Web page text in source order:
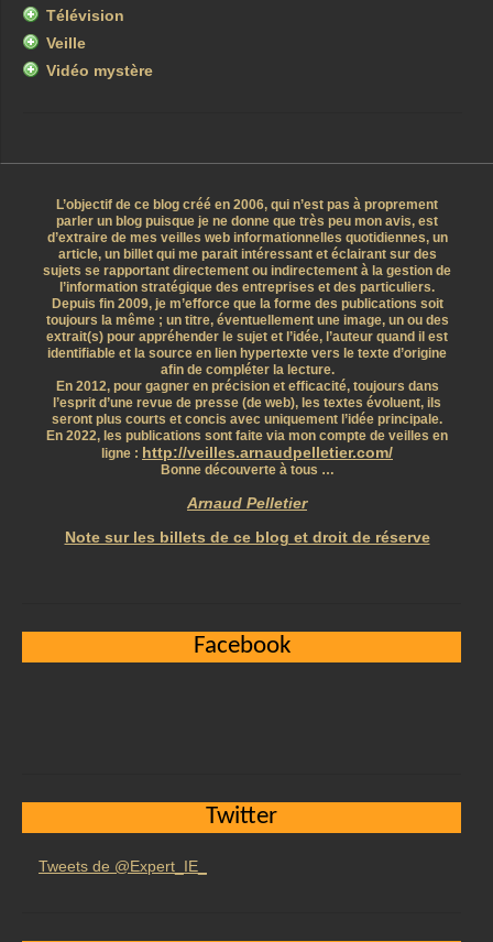
Télévision
Veille
Vidéo mystère
L’objectif de ce blog créé en 2006, qui n’est pas à proprement
parler un blog puisque je ne donne que très peu mon avis, est
d’extraire de mes veilles web informationnelles quotidiennes, un
article, un billet qui me parait intéressant et éclairant sur des
sujets se rapportant directement ou indirectement à la gestion de
l’information stratégique des entreprises et des particuliers.
Depuis fin 2009, je m’efforce que la forme des publications soit
toujours la même ; un titre, éventuellement une image, un ou des
extrait(s) pour appréhender le sujet et l’idée, l’auteur quand il est
identifiable et la source en lien hypertexte vers le texte d’origine
afin de compléter la lecture.
En 2012, pour gagner en précision et efficacité, toujours dans
l’esprit d’une revue de presse (de web), les textes évoluent, ils
seront plus courts et concis avec uniquement l’idée principale.
En 2022, les publications sont faite via mon compte de veilles en
ligne : http://veilles.arnaudpelletier.com/
Bonne découverte à tous …
Arnaud Pelletier
Note sur les billets de ce blog et droit de réserve
Facebook
Twitter
Tweets de @Expert_IE_